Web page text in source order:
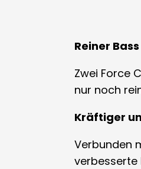
Reiner
Zwei Force
nur noch
Kräftiger
Verbunden
verbesserte